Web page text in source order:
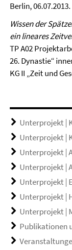
Berlin, 06.07.2013.
Wissen der
ein lineares
TP A02
26. Dynastie“
KG II „Zeit und
Unterprojekt |
Unterprojekt |
Unterprojekt |
Unterprojekt |
Unterprojekt |
Unterprojekt |
Unterprojekt |
Publikationen